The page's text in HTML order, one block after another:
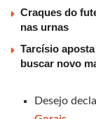
Craques do
nas urnas
Tarcísio
buscar novo
Desejo